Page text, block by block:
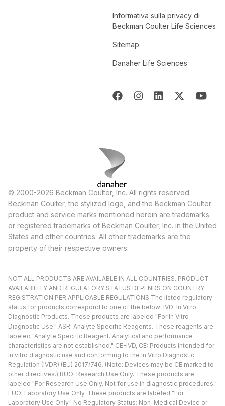
Informativa sulla privacy di
Beckman Coulter Life Sciences
Sitemap
Danaher Life Sciences
© 2000-2026 Beckman Coulter, Inc. All rights reserved.
Beckman Coulter, the stylized logo, and the Beckman Coulter
product and service marks mentioned herein are trademarks
or registered trademarks of Beckman Coulter, Inc. in the United
States and other countries. All other trademarks are the
property of their respective owners.
NOT ALL PRODUCTS ARE AVAILABLE IN ALL COUNTRIES. PRODUCT
AVAILABILITY AND REGULATORY STATUS DEPENDS ON COUNTRY
REGISTRATION PER APPLICABLE REGULATIONS The listed regulatory
status for products correspond to one of the below: IVD: In Vitro
Diagnostic Products. These products are labeled "For In Vitro
Diagnostic Use." ASR: Analyte Specific Reagents. These reagents are
labeled "Analyte Specific Reagent. Analytical and performance
characteristics are not established." CE-IVD, CE: Products intended for
in vitro diagnostic use and conforming to the In Vitro Diagnostic
Regulation (IVDR) (EU) 2017/746. (Note: Devices may be CE marked to
other directives.) RUO: Research Use Only. These products are
labeled "For Research Use Only. Not for use in diagnostic procedures."
LUO: Laboratory Use Only. These products are labeled "For
Laboratory Use Only." No Regulatory Status: Non-Medical Device or